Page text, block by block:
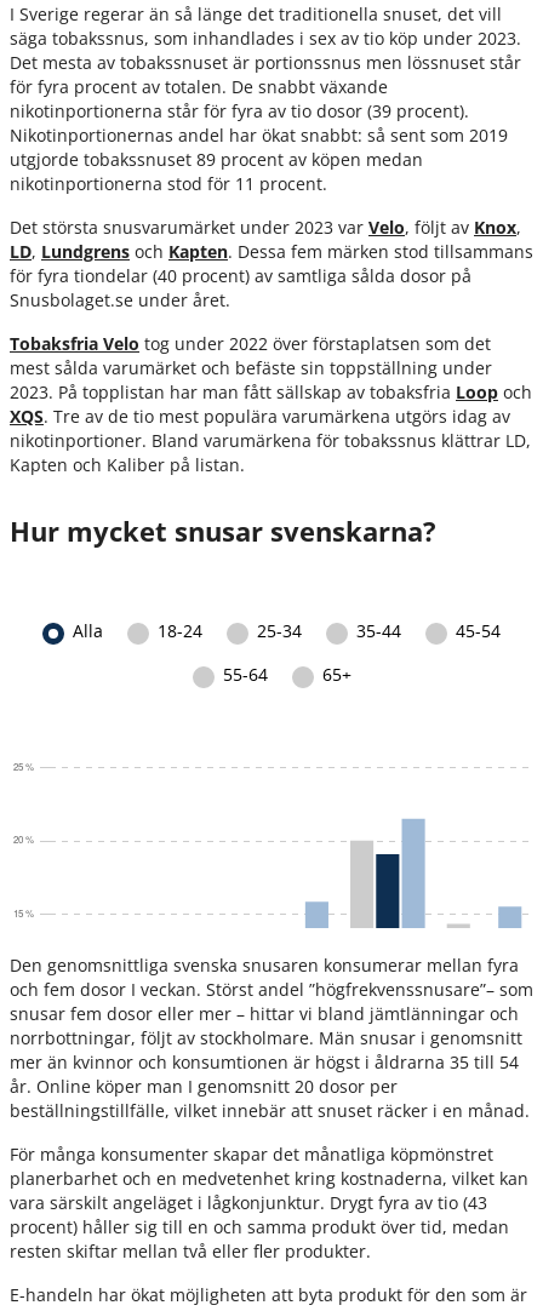
I Sverige regerar än så länge det traditionella snuset, det vill
säga tobakssnus, som inhandlades i sex av tio köp under 2023.
Det mesta av tobakssnuset är portionssnus men lössnuset står
för fyra procent av totalen. De snabbt växande
nikotinportionerna står för fyra av tio dosor (39 procent).
Nikotinportionernas andel har ökat snabbt: så sent som 2019
utgjorde tobakssnuset 89 procent av köpen medan
nikotinportionerna stod för 11 procent.
Det största snusvarumärket under 2023 var Velo, följt av Knox,
LD, Lundgrens och Kapten. Dessa fem märken stod tillsammans
för fyra tiondelar (40 procent) av samtliga sålda dosor på
Snusbolaget.se under året.
Tobaksfria Velo tog under 2022 över förstaplatsen som det
mest sålda varumärket och befäste sin toppställning under
2023. På topplistan har man fått sällskap av tobaksfria Loop och
XQS. Tre av de tio mest populära varumärkena utgörs idag av
nikotinportioner. Bland varumärkena för tobakssnus klättrar LD,
Kapten och Kaliber på listan.
Hur mycket snusar svenskarna?
Den genomsnittliga svenska snusaren konsumerar mellan fyra
och fem dosor I veckan. Störst andel ”högfrekvenssnusare”– som
snusar fem dosor eller mer – hittar vi bland jämtlänningar och
norrbottningar, följt av stockholmare. Män snusar i genomsnitt
mer än kvinnor och konsumtionen är högst i åldrarna 35 till 54
år. Online köper man I genomsnitt 20 dosor per
beställningstillfälle, vilket innebär att snuset räcker i en månad.
För många konsumenter skapar det månatliga köpmönstret
planerbarhet och en medvetenhet kring kostnaderna, vilket kan
vara särskilt angeläget i lågkonjunktur. Drygt fyra av tio (43
procent) håller sig till en och samma produkt över tid, medan
resten skiftar mellan två eller fler produkter.
E-handeln har ökat möjligheten att byta produkt för den som är